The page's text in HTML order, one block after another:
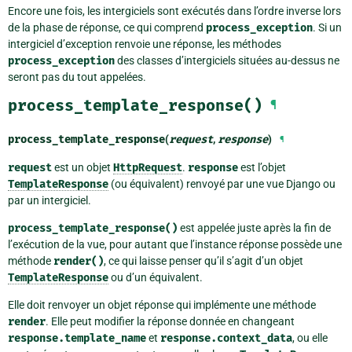
Encore une fois, les intergiciels sont exécutés dans l’ordre inverse lors
de la phase de réponse, ce qui comprend process_exception. Si un
intergiciel d’exception renvoie une réponse, les méthodes
process_exceptiondes classes d’intergiciels situées au-dessus ne
seront pas du tout appelées.
process_template_response() ¶
process_template_response(request, response) ¶
requestest un objet HttpRequest. responseest l’objet
TemplateResponse (ou équivalent) renvoyé par une vue Django ou
par un intergiciel.
process_template_response() est appelée juste après la fin de
l’exécution de la vue, pour autant que l’instance réponse possède une
méthode render(), ce qui laisse penser qu’il s’agit d’un objet
TemplateResponseou d’un équivalent.
Elle doit renvoyer un objet réponse qui implémente une méthode
render. Elle peut modifier la réponse donnée en changeant
response.template_nameet response.context_data, ou elle